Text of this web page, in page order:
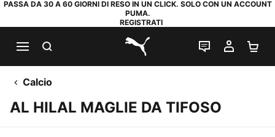
PASSA DA 30 A 60 GIORNI DI RESO IN UN CLICK. SOLO CON UN ACCOUNT
PUMA.
REGISTRATI
PUMA.com
CHAT IL MIO
Calcio
AL HILAL MAGLIE DA TIFOSO